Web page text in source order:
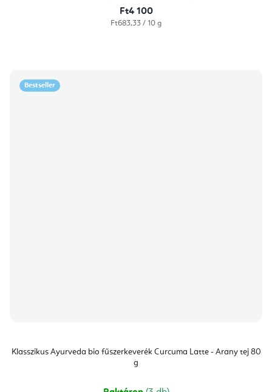
Ft4 100
Egységár:
Ft683,33 / 10 g
Bestseller
Klasszikus Ayurveda bio fűszerkeverék Curcuma Latte - Arany tej 80
g